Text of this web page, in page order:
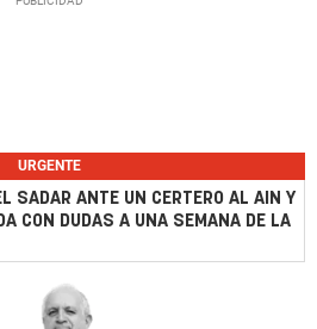
URGENTE
SADAR ANTE UN CERTERO AL AIN Y
CON DUDAS A UNA SEMANA DE LA